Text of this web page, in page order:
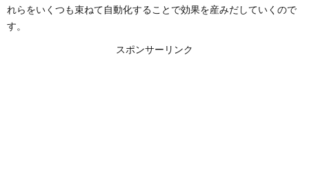
れらをいくつも束ねて自動化することで効果を産みだしていくので
す。
スポンサーリンク